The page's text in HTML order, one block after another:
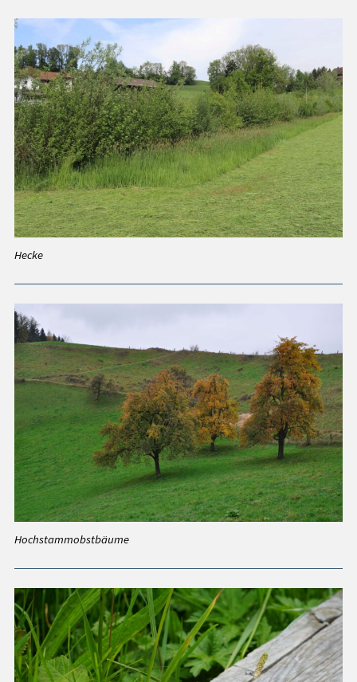
Hecke
Hochstammobstbäume